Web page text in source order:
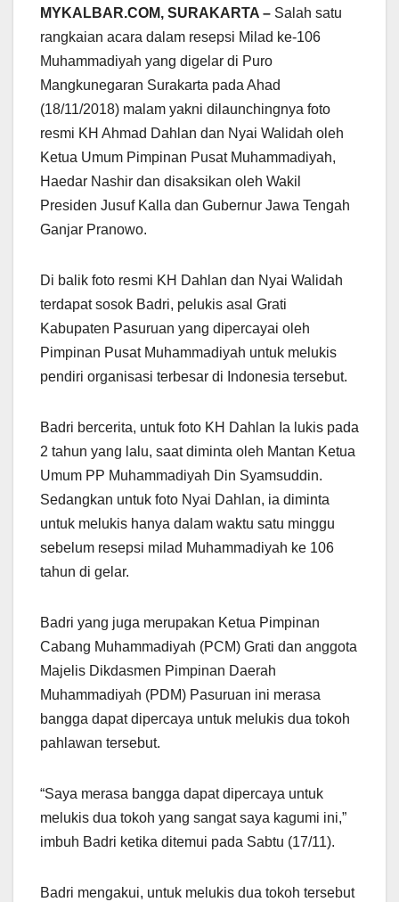
MYKALBAR.COM, SURAKARTA – Salah satu
rangkaian acara dalam resepsi Milad ke-106
Muhammadiyah yang digelar di Puro
Mangkunegaran Surakarta pada Ahad
(18/11/2018) malam yakni dilaunchingnya foto
resmi KH Ahmad Dahlan dan Nyai Walidah oleh
Ketua Umum Pimpinan Pusat Muhammadiyah,
Haedar Nashir dan disaksikan oleh Wakil
Presiden Jusuf Kalla dan Gubernur Jawa Tengah
Ganjar Pranowo.
Di balik foto resmi KH Dahlan dan Nyai Walidah
terdapat sosok Badri, pelukis asal Grati
Kabupaten Pasuruan yang dipercayai oleh
Pimpinan Pusat Muhammadiyah untuk melukis
pendiri organisasi terbesar di Indonesia tersebut.
Badri bercerita, untuk foto KH Dahlan Ia lukis pada
2 tahun yang lalu, saat diminta oleh Mantan Ketua
Umum PP Muhammadiyah Din Syamsuddin.
Sedangkan untuk foto Nyai Dahlan, ia diminta
untuk melukis hanya dalam waktu satu minggu
sebelum resepsi milad Muhammadiyah ke 106
tahun di gelar.
Badri yang juga merupakan Ketua Pimpinan
Cabang Muhammadiyah (PCM) Grati dan anggota
Majelis Dikdasmen Pimpinan Daerah
Muhammadiyah (PDM) Pasuruan ini merasa
bangga dapat dipercaya untuk melukis dua tokoh
pahlawan tersebut.
“Saya merasa bangga dapat dipercaya untuk
melukis dua tokoh yang sangat saya kagumi ini,”
imbuh Badri ketika ditemui pada Sabtu (17/11).
Badri mengakui, untuk melukis dua tokoh tersebut